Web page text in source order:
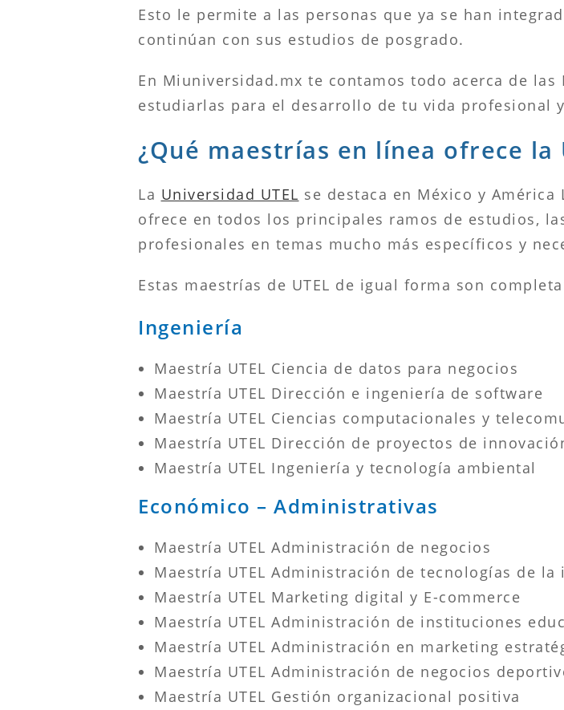
Esto le permite a las personas que ya se han
continúan con sus estudios de posgrado.
En Miuniversidad.mx te contamos todo acerca de
estudiarlas para el desarrollo de tu vida profesional
¿Qué maestrías en línea ofrece la
La Universidad UTEL se destaca en México y
ofrece en todos los principales ramos de estudios,
profesionales en temas mucho más específicos y
Estas maestrías de UTEL de igual forma son
Ingeniería
Maestría UTEL Ciencia de datos para negocios
Maestría UTEL Dirección e ingeniería de software
Maestría UTEL Ciencias computacionales y
Maestría UTEL Dirección de proyectos de
Maestría UTEL Ingeniería y tecnología ambiental
Económico – Administrativas
Maestría UTEL Administración de negocios
Maestría UTEL Administración de tecnologías de la
Maestría UTEL Marketing digital y E-commerce
Maestría UTEL Administración de instituciones
Maestría UTEL Administración en marketing
Maestría UTEL Administración de negocios
Maestría UTEL Gestión organizacional positiva